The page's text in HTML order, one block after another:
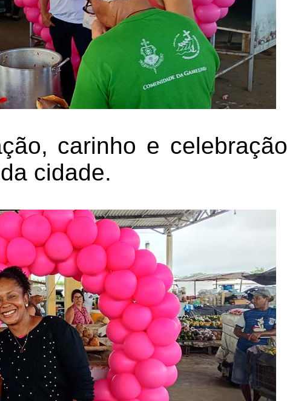
carinho e celebração
cidade.